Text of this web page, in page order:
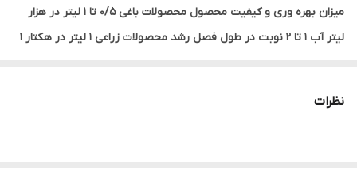
میزان بهره وری و کیفیت محصول محصولات باغی ۰/۵ تا ۱ لیتر در هزار
لیتر آب ۱ تا ۲ نوبت در طول فصل رشد محصولات زراعی ۱ لیتر در هکتار ۱
طبیعی، آنزیم ها، ویتامین ها، آمینواسیدهای ضروری و پلی ساکاریدها
نظرات